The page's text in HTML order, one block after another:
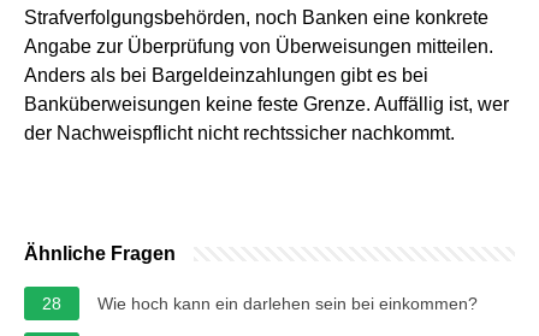
Strafverfolgungsbehörden, noch Banken eine konkrete
Angabe zur Überprüfung von Überweisungen mitteilen.
Anders als bei Bargeldeinzahlungen gibt es bei
Banküberweisungen keine feste Grenze. Auffällig ist, wer
der Nachweispflicht nicht rechtssicher nachkommt.
Ähnliche Fragen
28 Wie hoch kann ein darlehen sein bei einkommen?